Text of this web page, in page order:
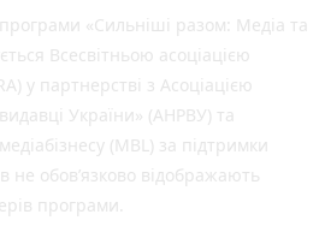
«Сильніші разом: Медіа та
Всесвітньою асоціацією
у партнерстві з Асоціацією
України» (АНРВУ) та
(MBL) за підтримки
не обов’язково відображають
програми.